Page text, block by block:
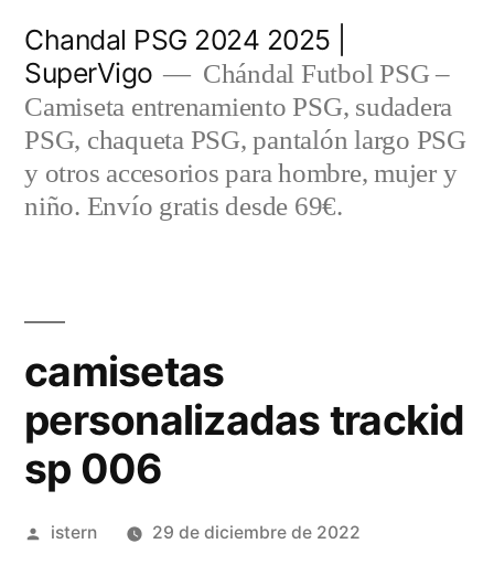
contenido
Chandal PSG 2024 2025 |
SuperVigo
Chándal Futbol PSG –
Camiseta entrenamiento PSG, sudadera
PSG, chaqueta PSG, pantalón largo PSG
y otros accesorios para hombre, mujer y
niño. Envío gratis desde 69€.
camisetas
personalizadas trackid
sp 006
Publicado
istern 29 de diciembre de 2022